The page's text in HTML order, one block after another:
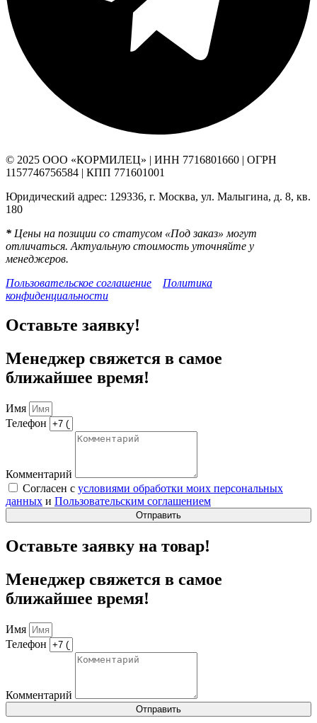
© 2025 ООО «КОРМИЛЕЦ» | ИНН 7716801660 | ОГРН
1157746756584 | КПП 771601001
Юридический адрес: 129336, г. Москва, ул. Малыгина, д. 8, кв.
180
* Цены на позиции со статусом «Под заказ» могут
отличаться. Актуальную стоимость уточняйте у
менеджеров.
Пользовательское соглашение
Политика
конфиденциальности
Оставьте заявку!
Менеджер свяжется в самое
ближайшее время!
Имя
Телефон
Комментарий
Согласен с условиями обработки моих персональных
данных и Пользовательским соглашением
Отправить
Оставьте заявку на товар!
Менеджер свяжется в самое
ближайшее время!
Имя
Телефон
Комментарий
Отправить